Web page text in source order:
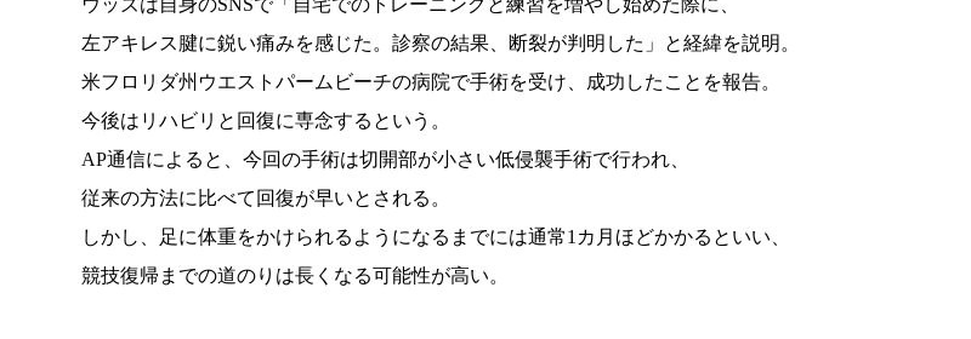
ウッズは自身のSNSで「自宅でのトレーニングと練習を増やし始めた際に、
左アキレス腱に鋭い痛みを感じた。診察の結果、断裂が判明した」と経緯を説明。
米フロリダ州ウエストパームビーチの病院で手術を受け、成功したことを報告。
今後はリハビリと回復に専念するという。
AP通信によると、今回の手術は切開部が小さい低侵襲手術で行われ、
従来の方法に比べて回復が早いとされる。
しかし、足に体重をかけられるようになるまでには通常1カ月ほどかかるといい、
競技復帰までの道のりは長くなる可能性が高い。